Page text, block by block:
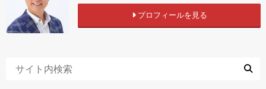
プロフィールを見る